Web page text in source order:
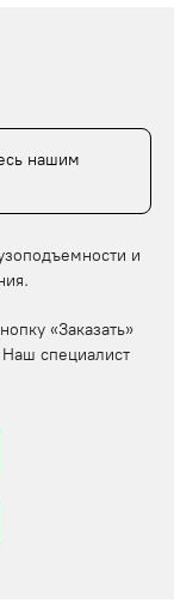
нашим
и
«Заказать»
Наш специалист